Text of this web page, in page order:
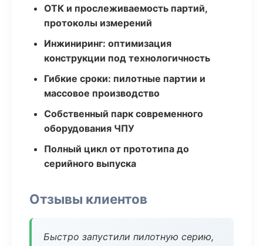
ОТК и прослеживаемость партий,
протоколы измерений
Инжиниринг: оптимизация
конструкции под технологичность
Гибкие сроки: пилотные партии и
массовое производство
Собственный парк современного
оборудования ЧПУ
Полный цикл от прототипа до
серийного выпуска
Отзывы клиентов
Быстро запустили пилотную серию,